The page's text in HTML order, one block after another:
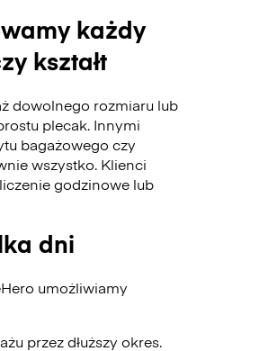
każdy
kształt
dowolnego rozmiaru lub
plecak. Innymi
bagażowego czy
wszystko. Klienci
godzinowe lub
dni
umożliwiamy
przez dłuższy okres.